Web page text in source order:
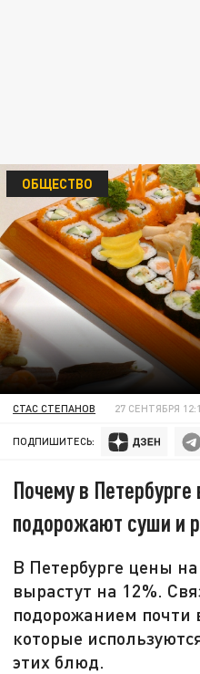
ОБЩЕСТВО
СТАС СТЕПАНОВ 27 СЕНТЯБРЯ
ПОДПИШИТЕСЬ:
Почему в
подорожают суши и
В Петербурге цены
вырастут на 12%.
подорожанием почти
которые
этих блюд.